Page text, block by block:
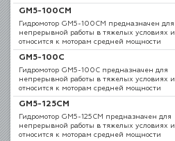
GM5-100CM
Гидромотор GM5-100CM предназначен для
непрерывной работы в тяжелых условиях и
относится к моторам средней мощности
GM5-100C
Гидромотор GM5-100C предназначен для
непрерывной работы в тяжелых условиях и
относится к моторам средней мощности
GM5-125CM
Гидромотор GM5-125CM предназначен для
непрерывной работы в тяжелых условиях и
относится к моторам средней мощности